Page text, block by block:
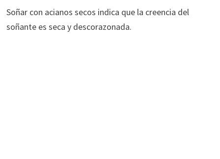
Soñar con acianos secos indica que la creencia del
soñante es seca y descorazonada.